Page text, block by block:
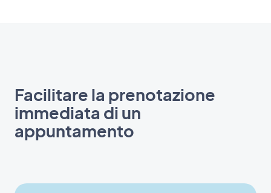
Facilitare la prenotazione
immediata di un
appuntamento